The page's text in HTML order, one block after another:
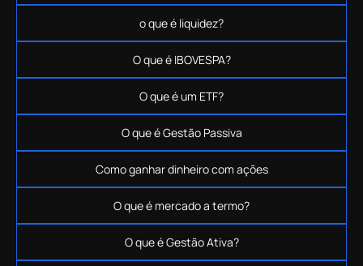
o que é liquidez?
O que é IBOVESPA?
O que é um ETF?
O que é Gestão Passiva
Como ganhar dinheiro com ações
O que é mercado a termo?
O que é Gestão Ativa?